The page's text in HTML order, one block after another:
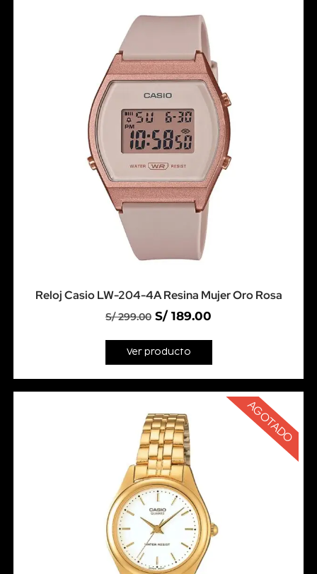
Reloj Casio LW-204-4A Resina Mujer Oro Rosa
S/299.00 S/ 189.00
Ver producto
AGOTADO